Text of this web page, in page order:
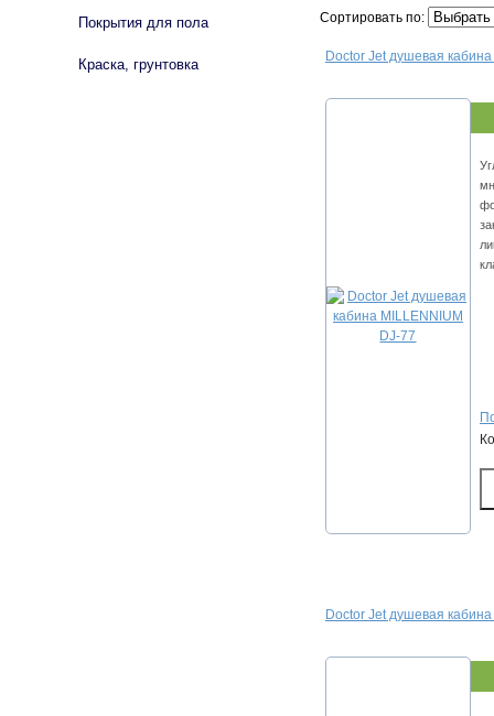
Сортировать по:
Doctor Jet душевая
Doctor Jet душевая
Покрытия для пола
Краска, грунтовка